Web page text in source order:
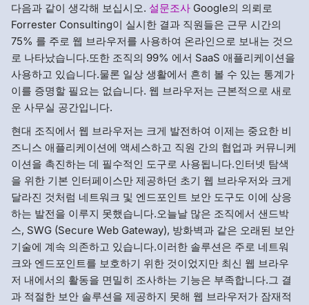
다음과 같이 생각해 보십시오. 설문조사 Google의 의뢰로
Forrester Consulting이 실시한 결과 직원들은 근무 시간의
75% 를 주로 웹 브라우저를 사용하여 온라인으로 보내는 것으
로 나타났습니다.또한 조직의 99% 에서 SaaS 애플리케이션을
사용하고 있습니다.물론 일상 생활에서 흔히 볼 수 있는 통계가
이를 증명할 필요는 없습니다. 웹 브라우저는 근본적으로 새로
운 사무실 공간입니다.
현대 조직에서 웹 브라우저는 크게 발전하여 이제는 중요한 비
즈니스 애플리케이션에 액세스하고 직원 간의 협업과 커뮤니케
이션을 촉진하는 데 필수적인 도구로 사용됩니다.인터넷 탐색
을 위한 기본 인터페이스만 제공하던 초기 웹 브라우저와 크게
달라진 것처럼 네트워크 및 엔드포인트 보안 도구도 이에 상응
하는 발전을 이루지 못했습니다.오늘날 많은 조직에서 샌드박
스, SWG (Secure Web Gateway), 방화벽과 같은 오래된 보안
기술에 계속 의존하고 있습니다.이러한 솔루션은 주로 네트워
크와 엔드포인트를 보호하기 위한 것이었지만 최신 웹 브라우
저 내에서의 활동을 면밀히 조사하는 기능은 부족합니다.그 결
과 적절한 보안 솔루션을 제공하지 못해 웹 브라우저가 잠재적